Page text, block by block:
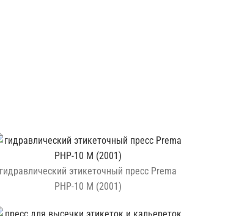
гидравлический этикеточный пресс Prema
PHP-10 M (2001)